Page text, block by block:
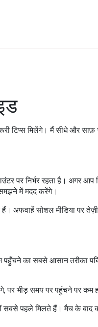
मिलेंगे। मैं सीधे और साफ़
पर निर्भर रहता है। अगर
में मदद करेंगे।
हैं। अफवाहें सोशल मीडिया
पहुँचने का सबसे आसान
भीड़ समय पर पहुंचने पर कम
मिलते हैं। मैच के बाद क्लब